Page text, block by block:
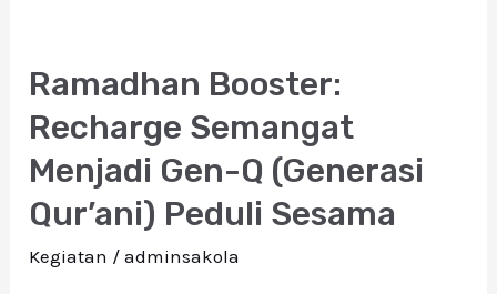
Ramadhan Booster:
Recharge Semangat
Menjadi Gen-Q (Generasi
Qur’ani) Peduli Sesama
Kegiatan /adminsakola
Ramadhan
Booster:
Semangat
Menjadi
Gen-